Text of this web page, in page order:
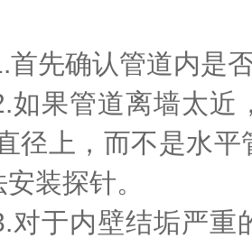
首先确认管道内是
如果管道离墙太近
径上，而不是水
装探针。
对于内壁结垢严重